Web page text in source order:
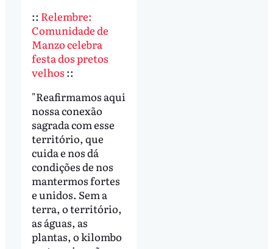
:: Relembre:
Comunidade de
Manzo celebra
festa dos pretos
velhos ::
"Reafirmamos aqui
nossa conexão
sagrada com esse
território, que
cuida e nos dá
condições de nos
mantermos fortes
e unidos. Sem a
terra, o território,
as águas, as
plantas, o kilombo